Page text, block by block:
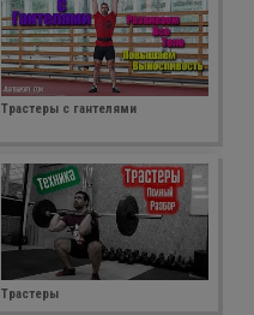
Трастеры с гантелями
Трастеры